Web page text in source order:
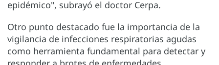
epidémico", subrayó el doctor Cerpa.
Otro punto destacado fue la importancia de la
vigilancia de infecciones respiratorias agudas
como herramienta fundamental para detectar y